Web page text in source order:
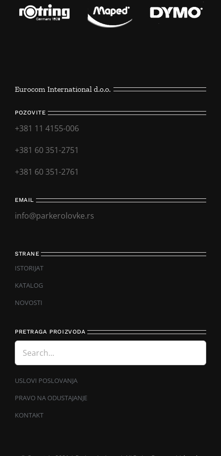
Eurocom International d.o.o.
POZOVITE
+381 11 4155-006
+381 60 351-2751
+381 60 351-2761
EMAIL
info@parkerolovke.rs
STRANE
ISTORIJAT
KATALOG
NOVOSTI
PRETRAGA PROIZVODA
USLOVI POSLOVANJA
PRAVO NA ODUSTAJANJE
KONTAKT